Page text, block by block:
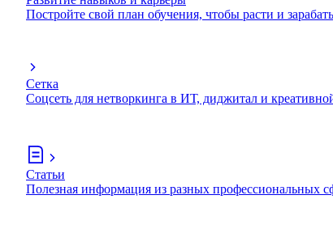
Постройте свой план обучения, чтобы расти и
Сетка
Соцсеть для нетворкинга в ИТ, диджитал и
Статьи
Полезная информация из разных профессиональных